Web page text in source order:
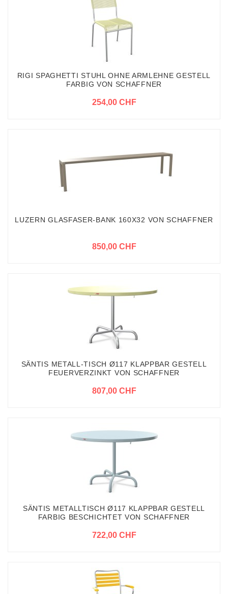
RIGI SPAGHETTI STUHL OHNE ARMLEHNE GESTELL
FARBIG VON SCHAFFNER
254,00 CHF
LUZERN GLASFASER-BANK 160X32 VON SCHAFFNER
850,00 CHF
SÄNTIS METALL-TISCH Ø117 KLAPPBAR GESTELL
FEUERVERZINKT VON SCHAFFNER
807,00 CHF
SÄNTIS METALLTISCH Ø117 KLAPPBAR GESTELL
FARBIG BESCHICHTET VON SCHAFFNER
722,00 CHF